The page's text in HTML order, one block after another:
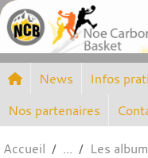
News Infos
Nos partenaires
Accueil Les
Panneau de gestion des